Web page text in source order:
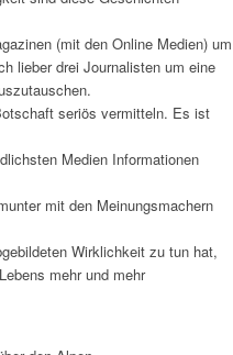
(mit den Online Medien) um
lieber drei Journalisten um eine
seriös vermitteln. Es ist
Medien Informationen
mit den Meinungsmachern
Wirklichkeit zu tun hat,
mehr und mehr